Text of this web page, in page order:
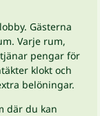
Gästerna
Varje rum,
pengar för
klokt och
belöningar.
där du kan